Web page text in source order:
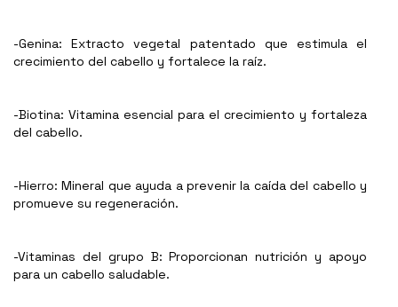
-Genina: Extracto vegetal patentado que estimula el
crecimiento del cabello y fortalece la raíz.
-Biotina: Vitamina esencial para el crecimiento y fortaleza
del cabello.
-Hierro: Mineral que ayuda a prevenir la caída del cabello y
promueve su regeneración.
-Vitaminas del grupo B: Proporcionan nutrición y apoyo
para un cabello saludable.